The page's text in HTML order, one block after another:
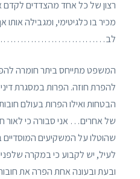
רצון של כל אחד מהצדדים
מכיר בו כלגיטימי, ומגבילה
המשפט מתייחס ביתר חומרה
להפרת חוזה. הפרות במסגרת
הבטחות ואילו הפרות בעולם
של אחרים… אני סבורה כי לאור
שהוטלו על המשקיעים המוסדיים
לעיל, יש לקבוע כי במקרה
ובעת ובעונה אחת הפרה את